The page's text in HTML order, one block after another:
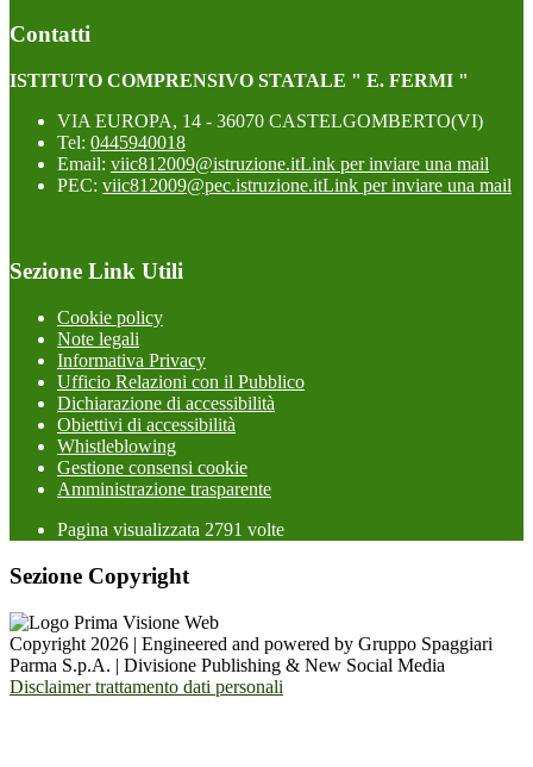
Contatti
ISTITUTO COMPRENSIVO STATALE " E. FERMI "
VIA EUROPA, 14 - 36070 CASTELGOMBERTO(VI)
Tel: 0445940018
Email: viic812009@istruzione.itLink per inviare una mail
PEC: viic812009@pec.istruzione.itLink per inviare una mail
Sezione Link Utili
Cookie policy
Note legali
Informativa Privacy
Ufficio Relazioni con il Pubblico
Dichiarazione di accessibilità
Obiettivi di accessibilità
Whistleblowing
Gestione consensi cookie
Amministrazione trasparente
Pagina visualizzata 2791 volte
Sezione Copyright
Copyright 2026 | Engineered and powered by Gruppo Spaggiari
Parma S.p.A. | Divisione Publishing & New Social Media
Disclaimer trattamento dati personali